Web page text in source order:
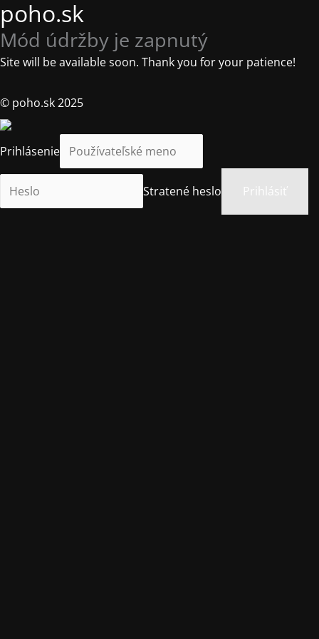
poho.sk
Mód údržby je zapnutý
Site will be available soon. Thank you for your patience!
© poho.sk 2025
Prihlásenie
Stratené heslo